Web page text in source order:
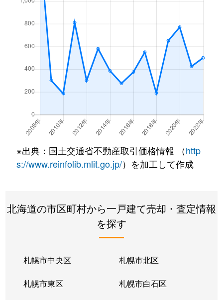
※出典：国土交通省不動産取引価格情報 （http
s://www.reinfolib.mlit.go.jp/）を加工して作成
北海道の市区町村から一戸建て売却・査定情報
を探す
札幌市中央区 札幌市北区
札幌市東区 札幌市白石区